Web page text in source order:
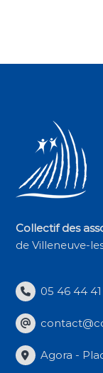
Collectif des
de Villeneuve-
05 46 44
Agora -